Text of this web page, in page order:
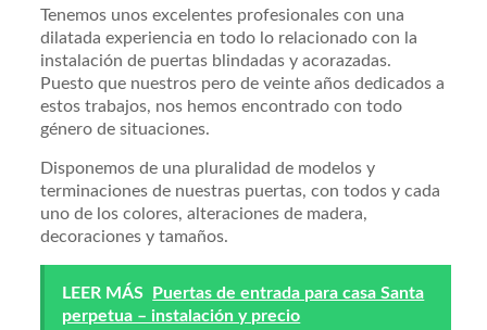
Tenemos unos excelentes profesionales con una
dilatada experiencia en todo lo relacionado con la
instalación de puertas blindadas y acorazadas.
Puesto que nuestros pero de veinte años dedicados a
estos trabajos, nos hemos encontrado con todo
género de situaciones.
Disponemos de una pluralidad de modelos y
terminaciones de nuestras puertas, con todos y cada
uno de los colores, alteraciones de madera,
decoraciones y tamaños.
LEER MÁS
Puertas de entrada para casa Santa
perpetua – instalación y precio